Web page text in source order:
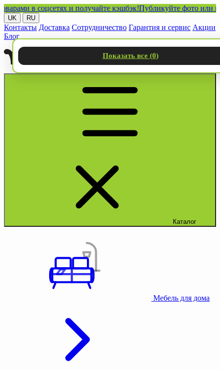
в соцсетях и получайте кэшбэк!Публикуйте фото или видео
UK RU
Контакты Доставка Сотрудничество Гарантия и сервис Акции
Блог
Каталог
Мебель для дома
Показать все (0)